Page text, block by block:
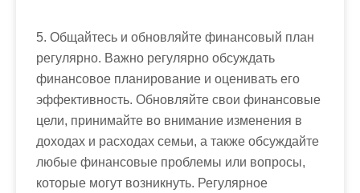
5. Общайтесь и обновляйте финансовый план
регулярно. Важно регулярно обсуждать
финансовое планирование и оценивать его
эффективность. Обновляйте свои финансовые
цели, принимайте во внимание изменения в
доходах и расходах семьи, а также обсуждайте
любые финансовые проблемы или вопросы,
которые могут возникнуть. Регулярное